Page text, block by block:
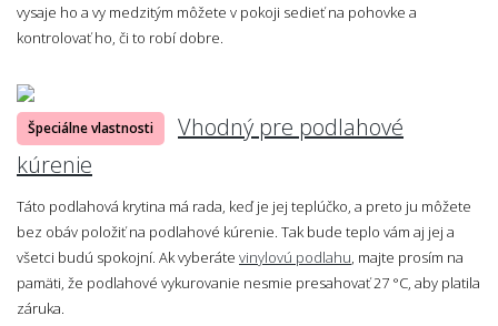
vysaje ho a vy medzitým môžete v pokoji sedieť na pohovke a
kontrolovať ho, či to robí dobre.
Špeciálne vlastnosti
Vhodný pre podlahové
kúrenie
Táto podlahová krytina má rada, keď je jej teplúčko, a preto ju môžete
bez obáv položiť na podlahové kúrenie. Tak bude teplo vám aj jej a
všetci budú spokojní. Ak vyberáte vinylovú podlahu, majte prosím na
pamäti, že podlahové vykurovanie nesmie presahovať 27 °C, aby platila
záruka.